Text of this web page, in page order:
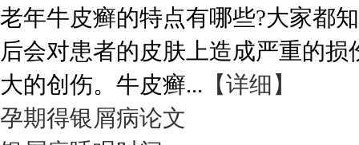
老年牛皮癣的特点有哪些?大家都
后会对患者的皮肤上造成严重的
大的创伤。牛皮癣... 【详细】
孕期得银屑病论文